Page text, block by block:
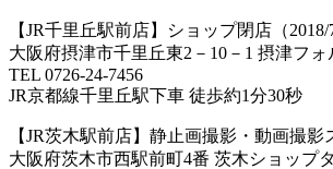
【JR千里丘駅前店】ショップ閉店（2018/7
大阪府摂津市千里丘東2－10－1 摂津フォ
TEL 0726-24-7456
JR京都線千里丘駅下車 徒歩約1分30秒
【JR茨木駅前店】静止画撮影・動画撮影
大阪府茨木市西駅前町4番 茨木ショップ